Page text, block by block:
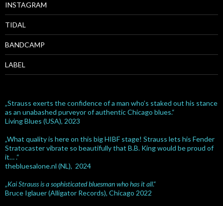
INSTAGRAM
TIDAL
BANDCAMP
LABEL
„Strauss exerts the confidence of a man who’s staked out his stance
as an unabashed purveyor of authentic Chicago blues.“
Living Blues (USA), 2023
„What quality is here on this big HIBF stage! Strauss lets his Fender
Stratocaster vibrate so beautifully that B.B. King would be proud of
it… .“
thebluesalone.nl (NL), 2024
„Kai Strauss is a sophisticated bluesman who has it all.“
Bruce Iglauer (Alligator Records), Chicago 2022